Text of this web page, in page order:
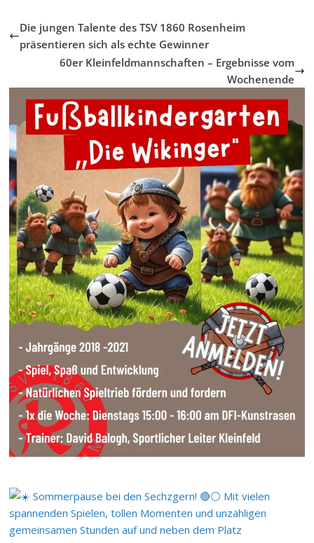
Die jungen Talente des TSV 1860 Rosenheim
präsentieren sich als echte Gewinner
60er Kleinfeldmannschaften – Ergebnisse vom
Wochenende